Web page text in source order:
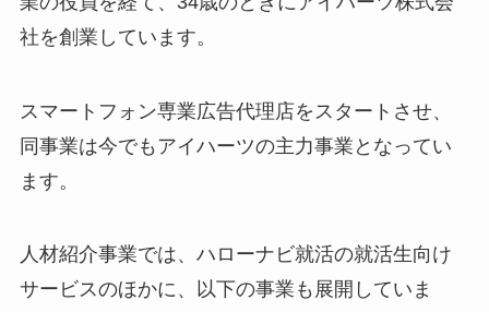
社を創業しています。
スマートフォン専業広告代理店をスタートさせ、
同事業は今でもアイハーツの主力事業となってい
ます。
人材紹介事業では、ハローナビ就活の就活生向け
サービスのほかに、以下の事業も展開していま